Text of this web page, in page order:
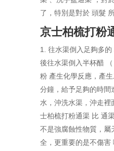
了，特別是對於 頭髮
京士柏梳打粉
1. 往水渠倒入足夠多
後往水渠倒入半杯醋
粉 產生化學反應，產
分鐘，給予足夠的時間
水，沖洗水渠，沖走
士柏梳打粉通渠 比 通
不是強腐蝕性物質，屬
全，更重要的是不傷害